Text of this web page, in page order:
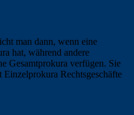
man dann, wenn eine
hat, während andere
Gesamtprokura verfügen. Sie
Rechtsgeschäfte